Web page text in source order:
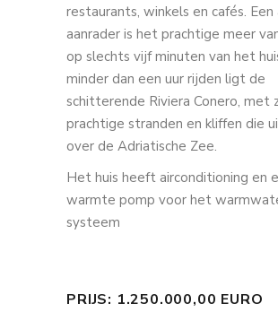
restaurants, winkels en cafés.
aanrader is het prachtige meer
op slechts vijf minuten van het
minder dan een uur rijden ligt de
schitterende Riviera Conero, met
prachtige stranden en kliffen die
over de Adriatische Zee.
Het huis heeft airconditioning en
warmte pomp voor het
systeem
PRIJS: 1.250.000,00 EURO